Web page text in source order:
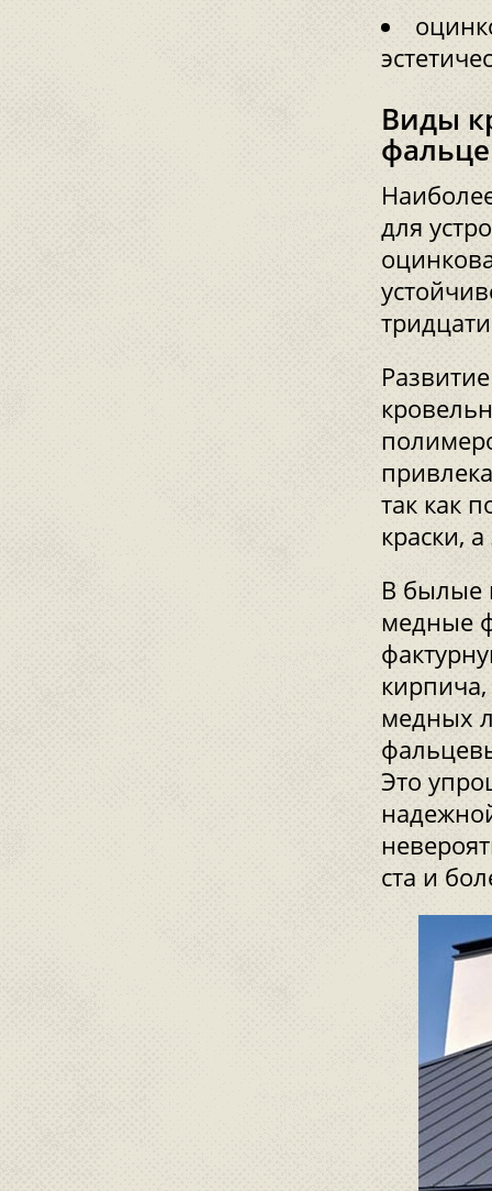
Виды
для
так как
краски,
В былые
медные
медных
Это
ста и